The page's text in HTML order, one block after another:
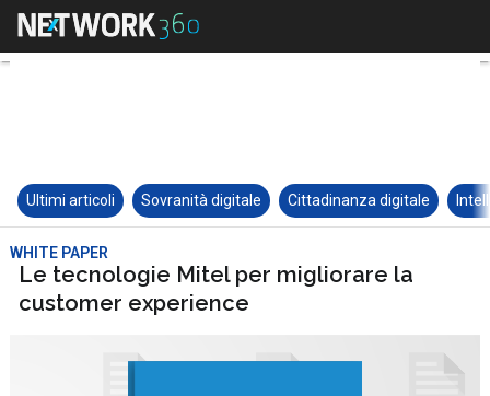
Ultimi articoli Sovranità digitale Cittadinanza digitale
WHITE PAPER
Le tecnologie Mitel per migliorare la
customer experience